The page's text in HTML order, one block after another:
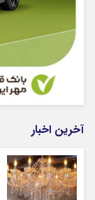
آخرین اخبار